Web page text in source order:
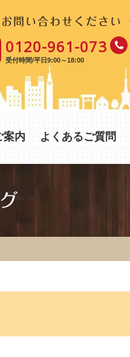
0120-961-073
受付時間/平日9:00～18:00
問い合わせください
案内 よくあるご質問